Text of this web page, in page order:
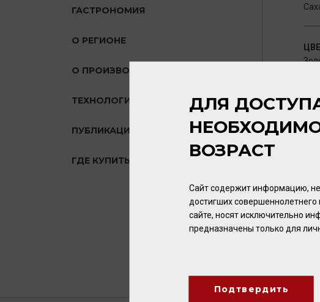
ГАСТРОНОМИЯ
О РЕГИОНЕ
О ПРОИЗВОДИТЕЛЕ
ТЕХНОЛОГИЯ
ПУБЛИКАЦИИ О ТОВАРЕ
ГДЕ КУПИТЬ?
ДЛЯ
ВОЗРАСТ
Сайт содержит информацию,
достигших
сайте, носят исключительно
предназначены только для
Подтвердить